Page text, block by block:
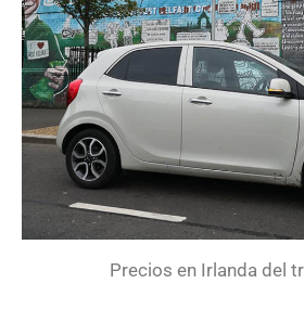
Precios en Irlanda del